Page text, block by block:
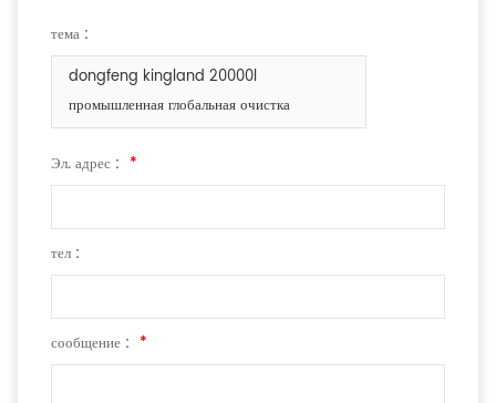
тема :
dongfeng kingland 20000l
промышленная глобальная очистка
Эл. адрес : *
тел :
сообщение : *